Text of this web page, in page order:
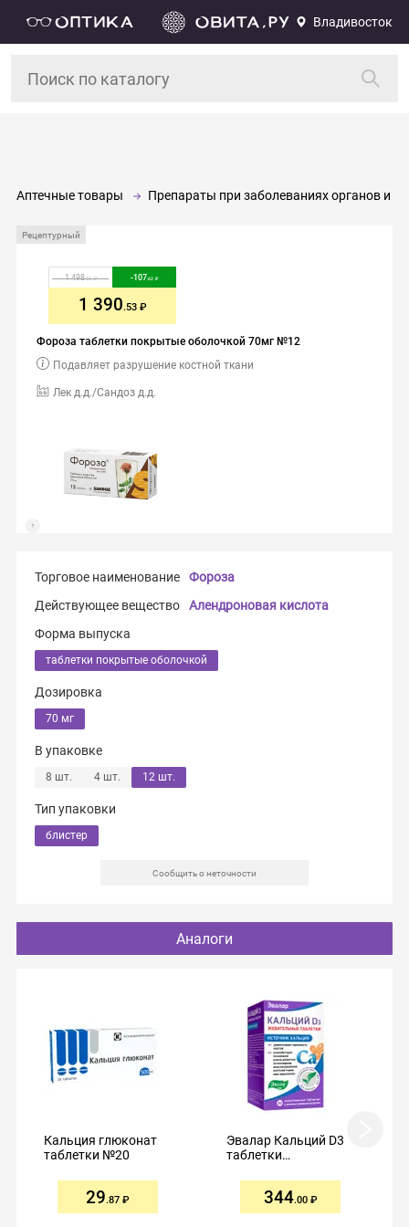
Владивосток
Аптечные товары Препараты при заболеваниях органов и
Рецептурный
Фороза таблетки покрытые оболочкой 70мг №12
Лек д.д./Сандоз д.д.
Подавляет разрушение костной ткани
1 498.15 -107.62
1 390.53
Торговое наименование
Фороза
Действующее вещество
Алендроновая кислота
Форма выпуска
таблетки покрытые оболочкой
Дозировка
70 мг
В упаковке
8 шт. 4 шт. 12 шт.
Тип упаковки
блистер
Сообщить о неточности
Аналоги
Кальция глюконат
таблетки №20
29.87
Эвалар Кальций D3
таблетки
апельсин №30
344.00